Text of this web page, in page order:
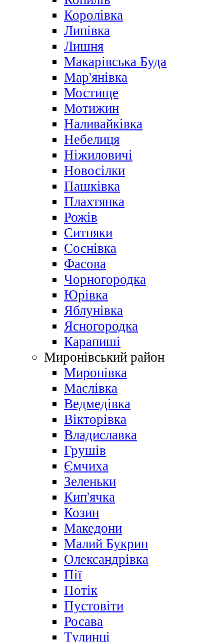
Королівка
Липівка
Лишня
Макарівська Буда
Мар'янівка
Мостище
Мотижин
Наливайківка
Небелиця
Ніжиловичі
Новосілки
Пашківка
Плахтянка
Рожів
Ситняки
Соснівка
Фасова
Чорногородка
Юрівка
Яблунівка
Ясногородка
Карапиші
Миронівський район
Миронівка
Маслівка
Ведмедівка
Вікторівка
Владиславка
Грушів
Ємчиха
Зеленьки
Кип'ячка
Козин
Македони
Малий Букрин
Олександрівка
Пії
Потік
Пустовіти
Росава
Тулинці